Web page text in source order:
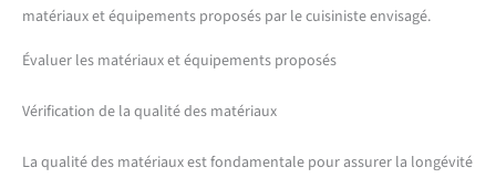
matériaux et équipements proposés par le cuisiniste envisagé.
Évaluer les matériaux et équipements proposés
Vérification de la qualité des matériaux
La qualité des matériaux est fondamentale pour assurer la longévité